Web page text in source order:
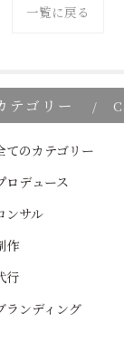
一覧に戻る
テゴリー
てのカテゴリー
ロデュース
ンサル
作
行
ランディング